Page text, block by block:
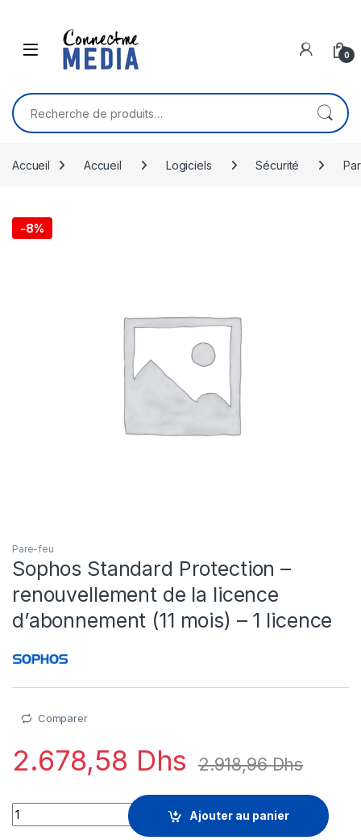
0
Recherche pour :
Accueil Accueil Logiciels Sécurité
-8%
Pare-feu
Sophos Standard Protection –
renouvellement de la licence
d’abonnement (11 mois) – 1 licence
Comparer
2.678,58 Dhs 2.918,96Dhs
Sophos Standard Protection - renouvellement de la licence
Ajouter au panier